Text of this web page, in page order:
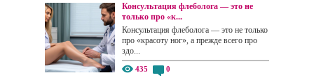
Консультация флеболога — это не
только про «к...
Консультация флеболога — это не только
про «красоту ног», а прежде всего про
здо...
435 0